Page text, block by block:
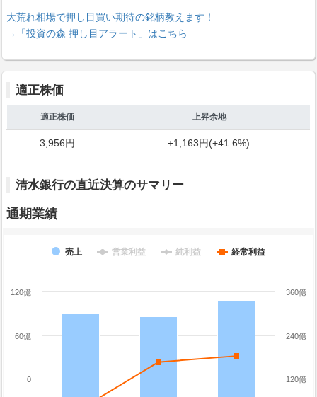
大荒れ相場で押し目買い期待の銘柄教えます！
→「投資の森 押し目アラート」はこちら
適正株価
適正株価 上昇余地
3,956円 +1,163円(+41.6%)
清水銀行の直近決算のサマリー
通期業績
売上 営業利益 純利益 経常利益
120億
240億
360億
0
60億
120億